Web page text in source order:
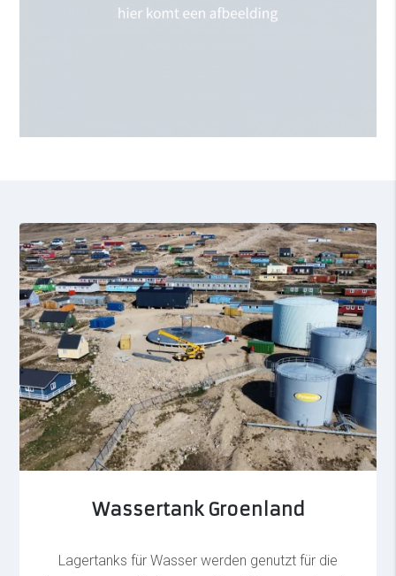
Wassertank Groenland
Lagertanks für Wasser werden genutzt für die